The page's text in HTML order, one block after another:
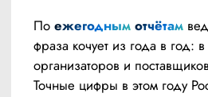
По ежегодным отчётам
фраза кочует из года в год:
организаторов и
Точные цифры в этом году